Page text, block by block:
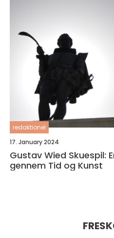
redaktionel
17. January 2024
Gustav Wied Skuespil:
gennem Tid og Kunst